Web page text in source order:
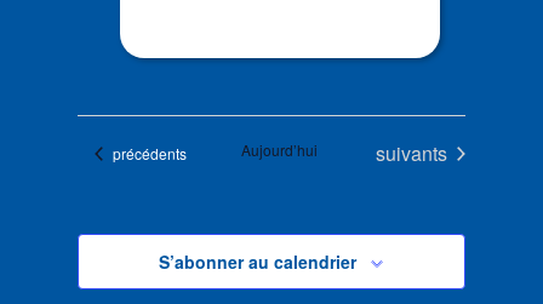
Évènements
précédents Aujourd’hui Évènements
suivants
S’abonner au calendrier